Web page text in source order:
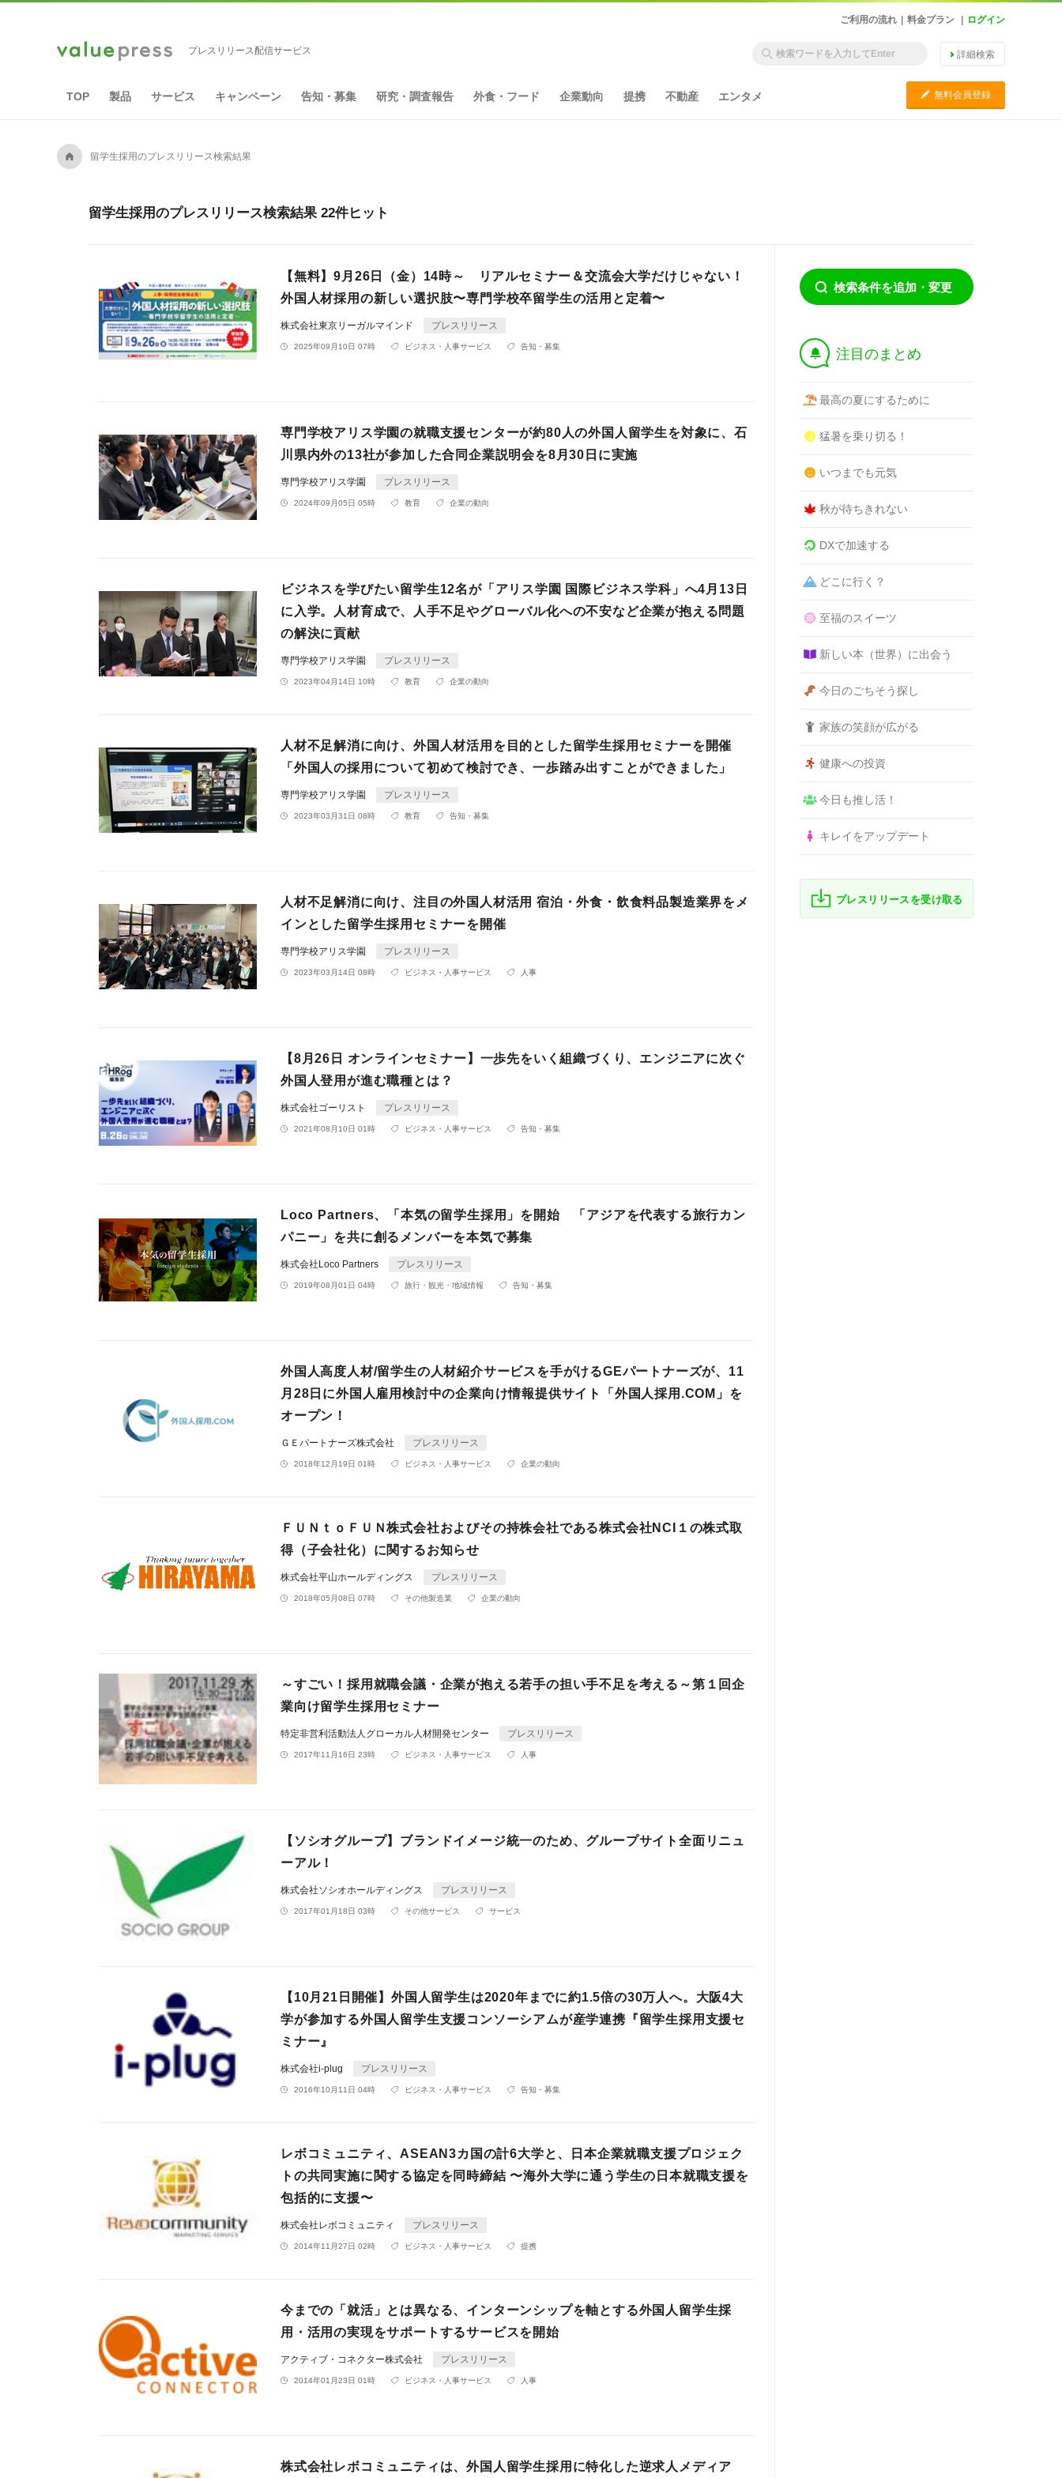
ご利用の流れ 料金プラン ログイン
プレスリリース配信サービス 詳細検索
TOP 製品 サービス キャンペーン 告知・募集 研究・調査報告 外食・フード 企業動向 提携 不動産 エンタメ C 無料会員登録
A 留学生採用のプレスリリース検索結果
留学生採用のプレスリリース検索結果 22件ヒット
【無料】9月26日（金）14時～ リアルセミナー＆交流会大学だけじゃない！
外国人材採用の新しい選択肢〜専門学校卒留学生の活用と定着〜
株式会社東京リーガルマインド プレスリリース
2025年09月10日 07時 ビジネス・人事サービス 告知・募集
専門学校アリス学園の就職支援センターが約80人の外国人留学生を対象に、石
川県内外の13社が参加した合同企業説明会を8月30日に実施
専門学校アリス学園 プレスリリース
2024年09月05日 05時 教育 企業の動向
ビジネスを学びたい留学生12名が「アリス学園 国際ビジネス学科」へ4月13日
に入学。人材育成で、人手不足やグローバル化への不安など企業が抱える問題
の解決に貢献
専門学校アリス学園 プレスリリース
2023年04月14日 10時 教育 企業の動向
人材不足解消に向け、外国人材活用を目的とした留学生採用セミナーを開催
「外国人の採用について初めて検討でき、一歩踏み出すことができました」
専門学校アリス学園 プレスリリース
2023年03月31日 08時 教育 告知・募集
人材不足解消に向け、注目の外国人材活用 宿泊・外食・飲食料品製造業界をメ
インとした留学生採用セミナーを開催
専門学校アリス学園 プレスリリース
2023年03月14日 08時 ビジネス・人事サービス 人事
【8月26日 オンラインセミナー】一歩先をいく組織づくり、エンジニアに次ぐ
外国人登用が進む職種とは？
株式会社ゴーリスト プレスリリース
2021年08月10日 01時 ビジネス・人事サービス 告知・募集
Loco Partners、「本気の留学生採用」を開始 「アジアを代表する旅行カン
パニー」を共に創るメンバーを本気で募集
株式会社Loco Partners プレスリリース
2019年08月01日 04時 旅行・観光・地域情報 告知・募集
外国人高度人材/留学生の人材紹介サービスを手がけるGEパートナーズが、11
月28日に外国人雇用検討中の企業向け情報提供サイト「外国人採用.COM」を
オープン！
ＧＥパートナーズ株式会社 プレスリリース
2018年12月19日 01時 ビジネス・人事サービス 企業の動向
ＦＵＮｔｏＦＵＮ株式会社およびその持株会社である株式会社NCI１の株式取
得（子会社化）に関するお知らせ
株式会社平山ホールディングス プレスリリース
2018年05月08日 07時 その他製造業 企業の動向
～すごい！採用就職会議・企業が抱える若手の担い手不足を考える～第１回企
業向け留学生採用セミナー
特定非営利活動法人グローカル人材開発センター プレスリリース
2017年11月16日 23時 ビジネス・人事サービス 人事
【ソシオグループ】ブランドイメージ統一のため、グループサイト全面リニュ
ーアル！
株式会社ソシオホールディングス プレスリリース
2017年01月18日 03時 その他サービス サービス
【10月21日開催】外国人留学生は2020年までに約1.5倍の30万人へ。大阪4大
学が参加する外国人留学生支援コンソーシアムが産学連携『留学生採用支援セ
ミナー』
株式会社i-plug プレスリリース
2016年10月11日 04時 ビジネス・人事サービス 告知・募集
レボコミュニティ、ASEAN3カ国の計6大学と、日本企業就職支援プロジェク
トの共同実施に関する協定を同時締結 〜海外大学に通う学生の日本就職支援を
包括的に支援〜
株式会社レボコミュニティ プレスリリース
2014年11月27日 02時 ビジネス・人事サービス 提携
今までの「就活」とは異なる、インターンシップを軸とする外国人留学生採
用・活用の実現をサポートするサービスを開始
アクティブ・コネクター株式会社 プレスリリース
2014年01月23日 01時 ビジネス・人事サービス 人事
株式会社レボコミュニティは、外国人留学生採用に特化した逆求人メディア
検索条件を追加・変更
† 注目のまとめ
最高の夏にするために
猛暑を乗り切る！
いつまでも元気
秋が待ちきれない
DXで加速する
どこに行く？
至福のスイーツ
新しい本（世界）に出会う
今日のごちそう探し
家族の笑顔が広がる
健康への投資
今日も推し活！
キレイをアップデート
プレスリリースを受け取る